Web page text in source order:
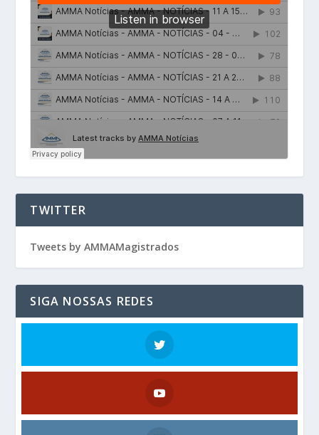
TWITTER
Tweets by AMMAMagistrados
SIGA NOSSAS REDES